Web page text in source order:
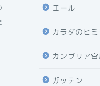
エール
カラダのヒミ
カンブリア
ガッテン